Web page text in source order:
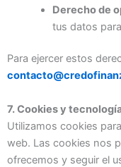
Derecho de
tus datos
Para ejercer estos
7. Cookies y
Utilizamos cookies
web. Las cookies nos
ofrecemos y seguir el